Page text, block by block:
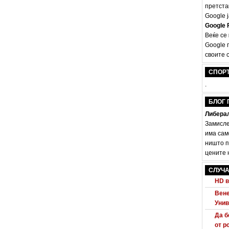
Google
Google
Веќе се
Google
своите
.
БЛОГ
има
ништо
цените
Audi
Прв
На
HD
Да
от